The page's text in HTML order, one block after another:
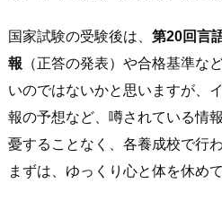
国家試験の受験後は、 第20回言
報 （正答の発表）や合格基準な
いのではないかと思いますが、
報の予想など、噂されている情
憂することなく、各養成校で行
まずは、ゆっくり心と体を休め